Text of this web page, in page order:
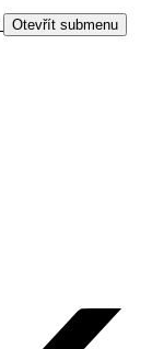
Otevřít submenu